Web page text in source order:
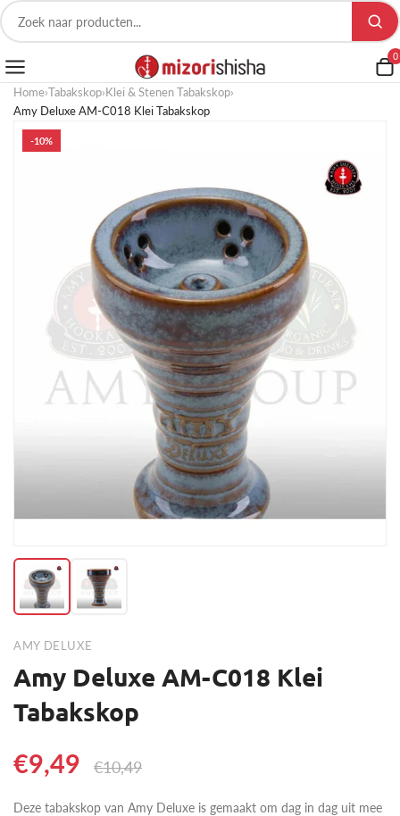
0
Home›Tabakskop›Klei & Stenen Tabakskop›
Amy Deluxe AM-C018 Klei Tabakskop
-10%
AMY DELUXE
Amy Deluxe AM-C018 Klei
Tabakskop
€9,49 €10,49
Deze tabakskop van Amy Deluxe is gemaakt om dag in dag uit mee